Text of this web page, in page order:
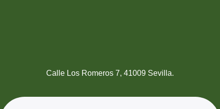
Calle Los Romeros 7, 41009 Sevilla.